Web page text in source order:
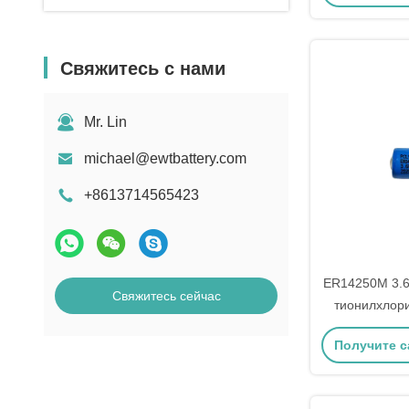
Свяжитесь с нами
Mr. Lin
michael@ewtbattery.com
+8613714565423
Свяжитесь сейчас
ER14250M
Получите